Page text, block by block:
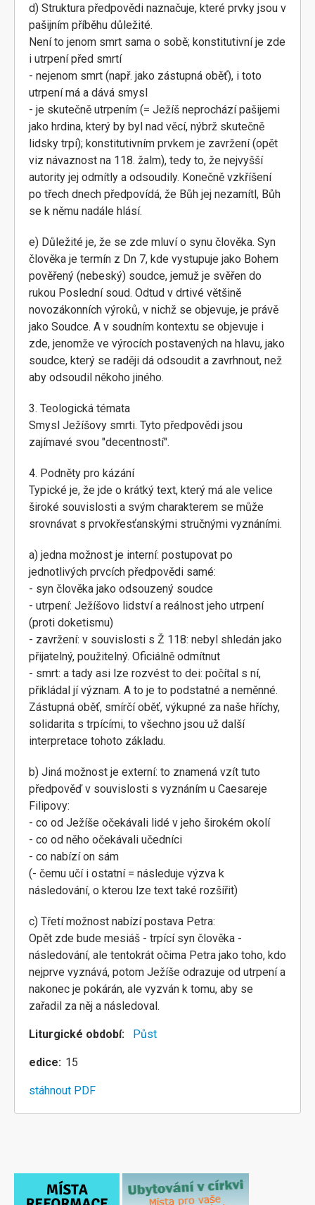
d) Struktura předpovědi naznačuje, které prvky jsou v
pašijním příběhu důležité.
Není to jenom smrt sama o sobě; konstitutivní je zde
i utrpení před smrtí
- nejenom smrt (např. jako zástupná oběť), i toto
utrpení má a dává smysl
- je skutečně utrpením (= Ježíš neprochází pašijemi
jako hrdina, který by byl nad věcí, nýbrž skutečně
lidsky trpí); konstitutivním prvkem je zavržení (opět
viz návaznost na 118. žalm), tedy to, že nejvyšší
autority jej odmítly a odsoudily. Konečně vzkříšení
po třech dnech předpovídá, že Bůh jej nezamítl, Bůh
se k němu nadále hlásí.
e) Důležité je, že se zde mluví o synu člověka. Syn
člověka je termín z Dn 7, kde vystupuje jako Bohem
pověřený (nebeský) soudce, jemuž je svěřen do
rukou Poslední soud. Odtud v drtivé většině
novozákonních výroků, v nichž se objevuje, je právě
jako Soudce. A v soudním kontextu se objevuje i
zde, jenomže ve výrocích postavených na hlavu, jako
soudce, který se raději dá odsoudit a zavrhnout, než
aby odsoudil někoho jiného.
3. Teologická témata
Smysl Ježíšovy smrti. Tyto předpovědi jsou
zajímavé svou "decentností".
4. Podněty pro kázání
Typické je, že jde o krátký text, který má ale velice
široké souvislosti a svým charakterem se může
srovnávat s prvokřesťanskými stručnými vyznáními.
a) jedna možnost je interní: postupovat po
jednotlivých prvcích předpovědi samé:
- syn člověka jako odsouzený soudce
- utrpení: Ježíšovo lidství a reálnost jeho utrpení
(proti doketismu)
- zavržení: v souvislosti s Ž 118: nebyl shledán jako
přijatelný, použitelný. Oficiálně odmítnut
- smrt: a tady asi lze rozvést to dei: počítal s ní,
přikládal jí význam. A to je to podstatné a neměnné.
Zástupná oběť, smírčí oběť, výkupné za naše hříchy,
solidarita s trpícími, to všechno jsou už další
interpretace tohoto základu.
b) Jiná možnost je externí: to znamená vzít tuto
předpověď v souvislosti s vyznáním u Caesareje
Filipovy:
- co od Ježíše očekávali lidé v jeho širokém okolí
- co od něho očekávali učedníci
- co nabízí on sám
(- čemu učí i ostatní = následuje výzva k
následování, o kterou lze text také rozšířit)
c) Třetí možnost nabízí postava Petra:
Opět zde bude mesiáš - trpící syn člověka -
následování, ale tentokrát očima Petra jako toho, kdo
nejprve vyznává, potom Ježíše odrazuje od utrpení a
nakonec je pokárán, ale vyzván k tomu, aby se
zařadil za něj a následoval.
Liturgické období Půst
edice 15
stáhnout PDF